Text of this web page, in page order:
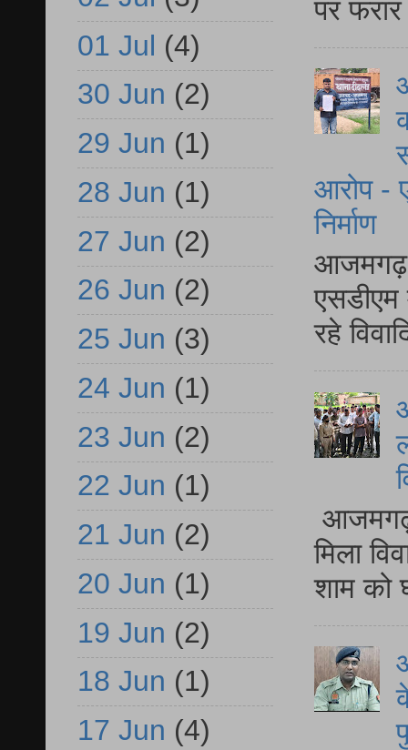
पर
आरोप -
निर्माण
आजमगढ़
एसडीएम
रहे
आजमगढ़
मिला
शाम को
01 Jul (4)
30 Jun (2)
29 Jun (1)
28 Jun (1)
27 Jun (2)
26 Jun (2)
25 Jun (3)
24 Jun (1)
23 Jun (2)
22 Jun (1)
21 Jun (2)
20 Jun (1)
19 Jun (2)
18 Jun (1)
17 Jun (4)